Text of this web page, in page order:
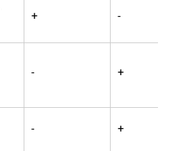
+ -
- +
- +